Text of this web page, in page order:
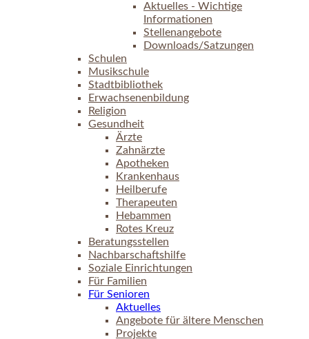
Aktuelles - Wichtige
Informationen
Stellenangebote
Downloads/Satzungen
Schulen
Musikschule
Stadtbibliothek
Erwachsenenbildung
Religion
Gesundheit
Ärzte
Zahnärzte
Apotheken
Krankenhaus
Heilberufe
Therapeuten
Hebammen
Rotes Kreuz
Beratungsstellen
Nachbarschaftshilfe
Soziale Einrichtungen
Für Familien
Für Senioren
Aktuelles
Angebote für ältere Menschen
Projekte